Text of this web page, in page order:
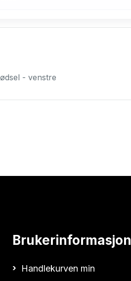
- venstre
Brukerinformasjon
Handlekurven min